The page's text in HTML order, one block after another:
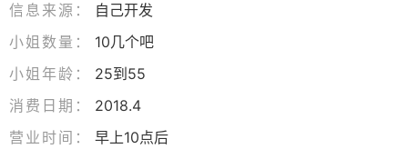
信息来源：
自己开发
小姐数量：
10几个吧
小姐年龄：
25到55
消费日期：
2018.4
营业时间：
早上10点后